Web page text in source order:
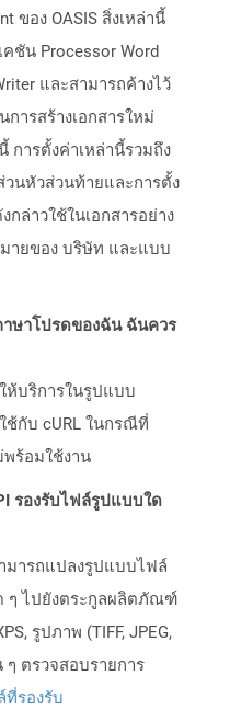
ของ OASIS สิ่งเหล่านี้
ชัน Processor Word
และสามารถค้างไว้
ารสร้างเอกสารใหม่
การตั้งค่าเหล่านี้รวมถึง
นหัวส่วนท้ายและการตั้ง
กล่าวใช้ในเอกสารอย่าง
ายของ บริษัท และแบบ
ษาโปรดของฉัน ฉันควร
ห้บริการในรูปแบบ
ช้กับ cURL ในกรณีที่
ร้อมใช้งาน
รองรับไฟล์รูปแบบใด
มารถแปลงรูปแบบไฟล์
ๆ ไปยังตระกูลผลิตภัณฑ์
รูปภาพ (TIFF, JPEG,
ๆ ตรวจสอบรายการ
รองรับ